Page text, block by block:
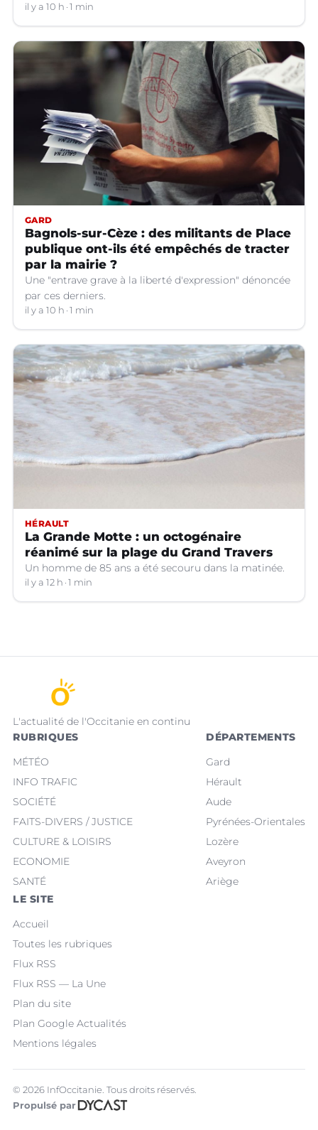
d'orages dans certains départements.
il y a 10 h 1 min
GARD
Bagnols-sur-Cèze : des militants de Place
publique ont-ils été empêchés de tracter
par la mairie ?
Une "entrave grave à la liberté d'expression" dénoncée
par ces derniers.
il y a 10 h 1 min
HÉRAULT
La Grande Motte : un octogénaire
réanimé sur la plage du Grand Travers
Un homme de 85 ans a été secouru dans la matinée.
il y a 12 h 1 min
L'actualité de l'Occitanie en continu
RUBRIQUES
MÉTÉO
INFO TRAFIC
SOCIÉTÉ
FAITS-DIVERS / JUSTICE
CULTURE & LOISIRS
ECONOMIE
SANTÉ
DÉPARTEMENTS
Gard
Hérault
Aude
Pyrénées-Orientales
Lozère
Aveyron
Ariège
LE SITE
Accueil
Toutes les rubriques
Flux RSS
Flux RSS — La Une
Plan du site
Plan Google Actualités
Mentions légales
© 2026 InfOccitanie. Tous droits réservés.
Propulsé par